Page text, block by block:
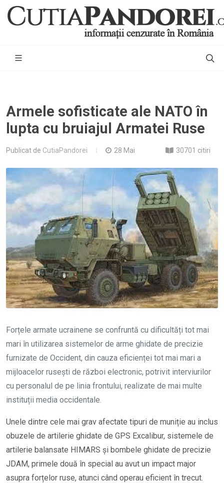
Armele sofisticate ale NATO în
lupta cu bruiajul Armatei Ruse
Publicat de CutiaPandorei 28 Mai 30701 citiri
Forțele armate ucrainene se confruntă cu dificultăți tot mai
mari în utilizarea sistemelor de arme ghidate de precizie
furnizate de Occident, din cauza eficienței tot mai mari a
mijloacelor rusești de război electronic, potrivit interviurilor
cu personalul de pe linia frontului, realizate de mai multe
instituții media occidentale.
Unele dintre cele mai grav afectate tipuri de muniție au inclus
obuzele de artilerie ghidate de GPS Excalibur, sistemele de
artilerie balansate HIMARS și bombele ghidate de precizie
JDAM, primele două în special au avut un impact major
asupra forțelor ruse, atunci când operau eficient în trecut.